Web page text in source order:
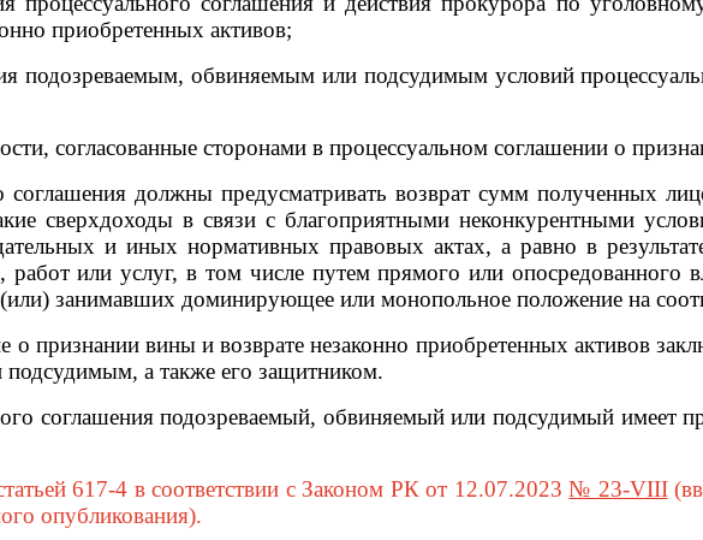
приобретенных активов;
обвиняемым или подсудимым условий
согласованные сторонами в процессуальном соглашении о
должны предусматривать возврат сумм полученных
сверхдоходы в связи с благоприятными неконкурентными
и иных нормативных правовых актах, а равно в
или услуг, в том числе путем прямого или опосредованного
занимавших доминирующее или монопольное положение на
признании вины и возврате незаконно приобретенных активов
а также его защитником.
соглашения подозреваемый, обвиняемый или подсудимый имеет
617-4 в соответствии с Законом РК от 12.07.2023№ 23-VIII
опубликования).